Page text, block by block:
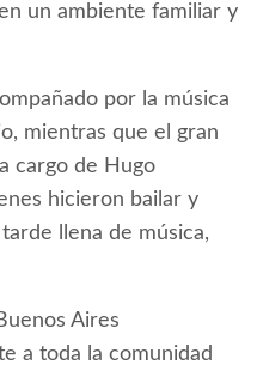
un ambiente familiar y
por la música
mientras que el gran
cargo de Hugo
hicieron bailar y
llena de música,
Aires
a toda la comunidad